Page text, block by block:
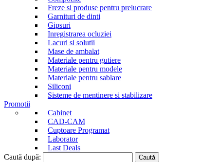
Freze si produse pentru prelucrare
Garnituri de dinti
Gipsuri
Inregistrarea ocluziei
Lacuri si solutii
Mase de ambalat
Materiale pentru gutiere
Materiale pentru modele
Materiale pentru sablare
Siliconi
Sisteme de mentinere si stabilizare
Promotii
Cabinet
CAD-CAM
Cuptoare Programat
Laborator
Last Deals
Caută după: